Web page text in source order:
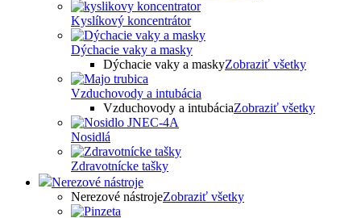
Kyslíkový koncentrátor
Dýchacie vaky a masky
Dýchacie vaky a maskyZobraziť všetky
Vzduchovody a intubácia
Vzduchovody a intubáciaZobraziť všetky
Nosidlá
Zdravotnícke tašky
Nerezové nástroje
Nerezové nástrojeZobraziť všetky